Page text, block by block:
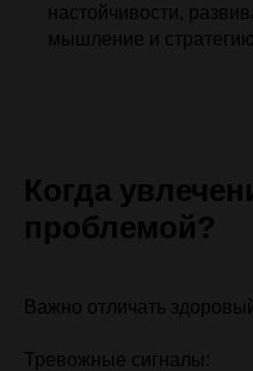
настойчивости,
мышление и
Когда
проблемой?
Важно отличать
Тревожные сигналы: